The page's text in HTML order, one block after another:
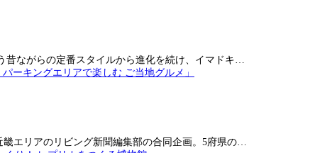
昔ながらの定番スタイルから進化を続け、イマドキ…
エリアのリビング新聞編集部の合同企画。5府県の…